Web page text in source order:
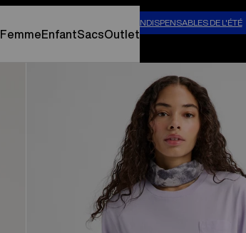
MAGASINER LES INDISPENSABLES DE L'ÉTÉ
FemmeEnfantSacsOutlet